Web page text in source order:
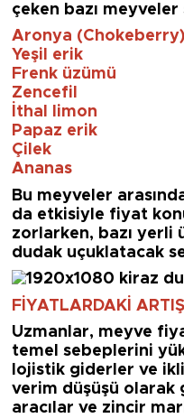
çeken bazı meyveler
Aronya (Chokeberry)
Yeşil erik
Frenk üzümü
Zencefil
İthal limon
Papaz erik
Çilek
Ananas
Bu meyveler
da etkisiyle fiyat
zorlarken, bazı
dudak uçuklatacak
FİYATLARDAKİ
Uzmanlar, meyve
temel sebeplerini
lojistik giderler ve
verim düşüşü olarak
aracılar ve zincir